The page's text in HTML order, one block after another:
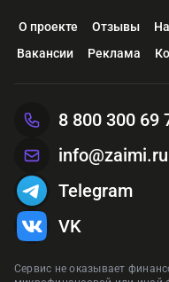
О проекте Отзывы
Вакансии
Реклама
Сервис не оказывает
8 800 300 69
info@zaimi.ru
Telegram
VK